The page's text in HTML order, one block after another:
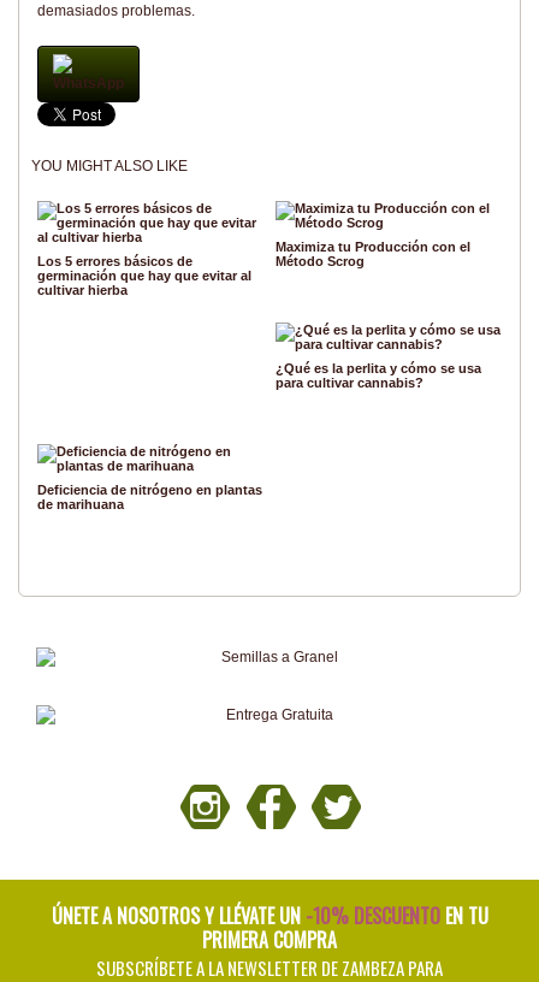
demasiados problemas.
WhatsApp
YOU MIGHT ALSO LIKE
Los 5 errores básicos de
germinación que hay que evitar al
cultivar hierba
Maximiza tu Producción con el
Método Scrog
¿Qué es la perlita y cómo se usa
para cultivar cannabis?
Deficiencia de nitrógeno en plantas
de marihuana
ÚNETE A NOSOTROS Y LLÉVATE UN -10% DESCUENTOEN TU
PRIMERA COMPRA
SUBSCRÍBETE A LA NEWSLETTER DE ZAMBEZA PARA